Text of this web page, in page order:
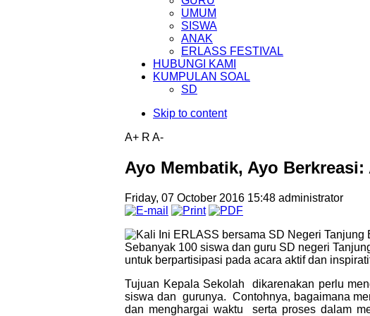
UMUM
SISWA
ANAK
ERLASS FESTIVAL
HUBUNGI KAMI
KUMPULAN SOAL
SD
Skip to content
A+ R A-
Ayo Membatik, Ayo
Friday, 07 October 2016 15:48 administrator
Kali Ini ERLASS bersama SD Negeri
Sebanyak 100 siswa dan guru SD negeri
untuk berpartisipasi pada acara aktif dan
Tujuan Kepala Sekolah dikarenakan perlu
siswa dan gurunya. Contohnya, bagaimana
dan menghargai waktu serta proses dalam